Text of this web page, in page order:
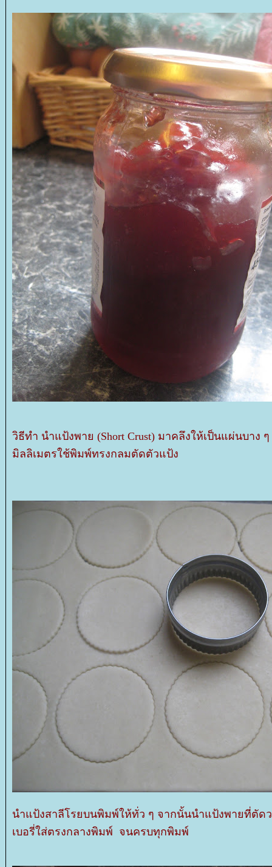
วิธีทำ นำแป้งพาย (Short Crust) มาคลึงให้เป็นแผ่นบาง
มิลลิเมตรใช้พิมพ์ทรงกลมตัดตัวแป้ง
นำแป้งสาลีโรยบนพิมพ์ให้ทั่ว ๆ จากนั้นนำแป้งพายที่ตั
เบอรี่ใส่ตรงกลางพิมพ์ จนครบทุกพิมพ์